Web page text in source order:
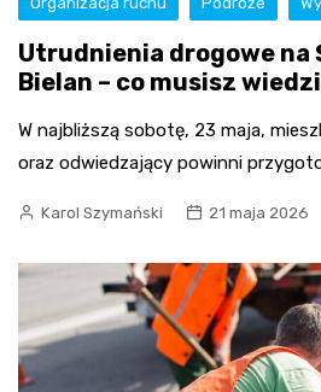
Utrudnienia drogowe na
Bielan – co musisz
W najbliższą sobotę, 23 maja,
oraz odwiedzający powinni
Karol Szymański 21 maja 2026